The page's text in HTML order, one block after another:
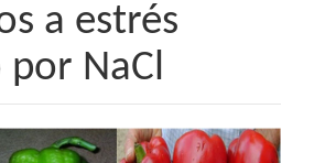
a estrés
NaCl